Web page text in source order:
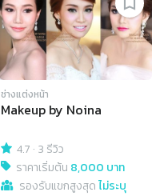
ช่างแต่งหน้า
Makeup by Noina
4.7 · 3 รีวิว
ราคาเริ่มต้น 8,000 บาท
รองรับแขกสูงสุดไม่ระบุ